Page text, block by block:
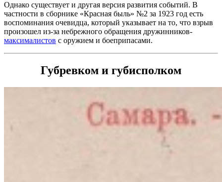
Однако существует и другая версия развития событий. В
частности в сборнике «Красная быль» №2 за 1923 год есть
воспоминания очевидца, который указывает на то, что взрыв
произошел из-за небрежного обращения дружинников-
максималистов с оружием и боеприпасами.
Губревком и губисполком